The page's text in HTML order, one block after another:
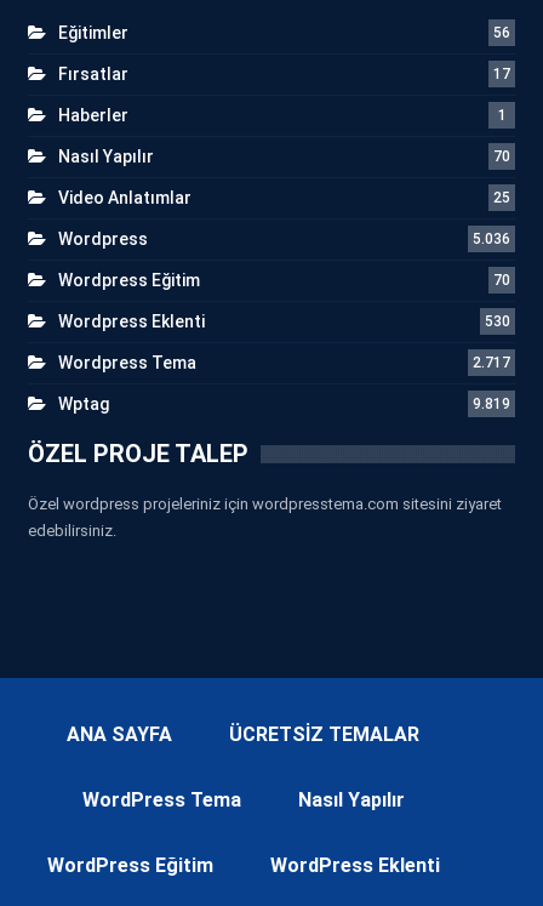
Eğitimler 56
Fırsatlar 17
Haberler 1
Nasıl Yapılır 70
Video Anlatımlar 25
Wordpress 5.036
Wordpress Eğitim 70
Wordpress Eklenti 530
Wordpress Tema 2.717
Wptag 9.819
ÖZEL PROJE TALEP
Özel wordpress projeleriniz için wordpresstema.com sitesini ziyaret
edebilirsiniz.
ANA SAYFA ÜCRETSİZ TEMALAR
WordPress Tema Nasıl Yapılır
WordPress Eğitim WordPress Eklenti